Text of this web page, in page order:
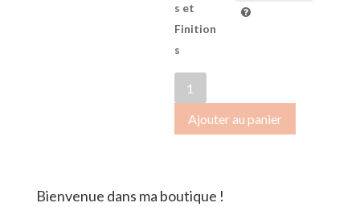
s et
Finition
s
de
SB-
2017-
Ajouter au panier
Bienvenue dans ma boutique !